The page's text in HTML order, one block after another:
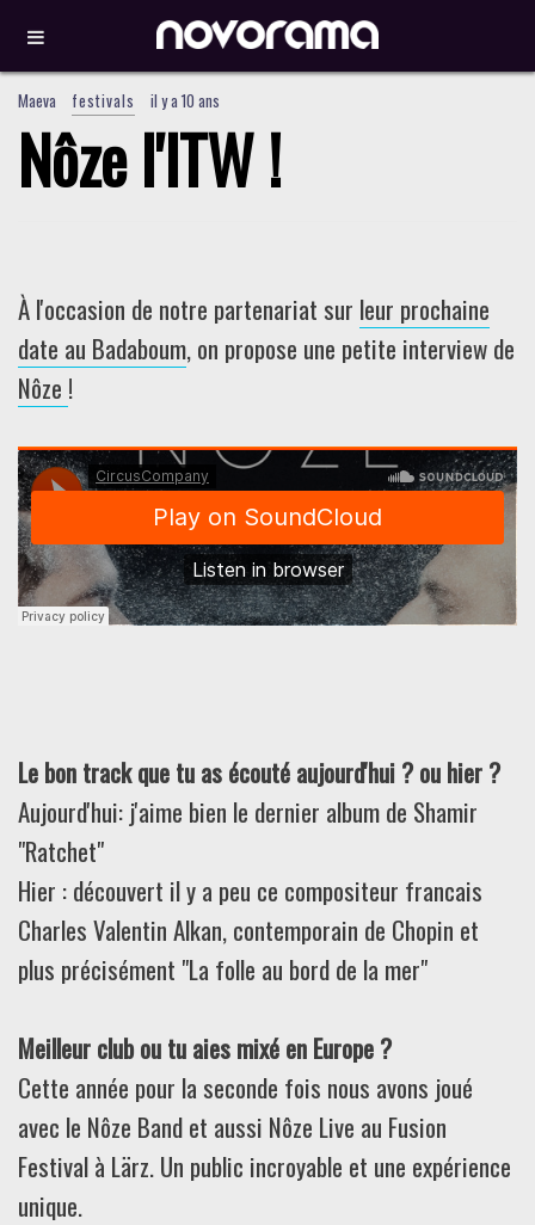
Maeva festivals il y a 10 ans
Nôze l'ITW !
À l'occasion de notre partenariat sur leur prochaine
date au Badaboum, on propose une petite interview de
Nôze !
Le bon track que tu as écouté aujourd'hui ? ou hier ?
Aujourd'hui: j'aime bien le dernier album de Shamir
"Ratchet"
Hier : découvert il y a peu ce compositeur francais
Charles Valentin Alkan, contemporain de Chopin et
plus précisément "La folle au bord de la mer"
Meilleur club ou tu aies mixé en Europe ?
Cette année pour la seconde fois nous avons joué
avec le Nôze Band et aussi Nôze Live au Fusion
Festival à Lärz. Un public incroyable et une expérience
unique.